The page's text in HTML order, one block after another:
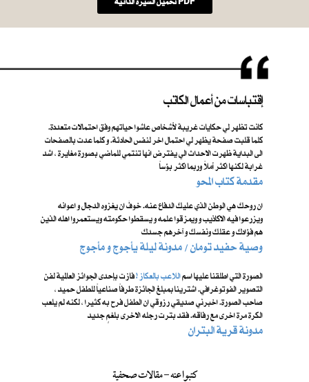
إقتباسات من أعمال الكاتب
كانت تظهر لي حكايات غريبة لأشخاص عاشوا حياتهم وفق احتمالات متعددة.
كلما قلبت صفحة يظهر لي احتمال اخر لنفس الحادثة. و كلما عدت بالصفحات
الى البداية ظهرت الاحداث الي يفترض انها تنتمي للماضي بصورة مغايرة ، اشد
غرابة لكنها اكثر أملاً وربما اكثر بؤساً
مقدمة كتاب المحو
ان روحك هي الوطن الذي عليك الدفاع عنه. خوفَ ان يغزوه الدجال و اعوانه
ويزرعوا فيه الاكاذيب و ويمزقوا علمه و يسقطوا حكومته ويستعمروا اهله الذين
هم فؤادك و عقلك ونفسك و آخرهم جسدك
​ وصية حفيد تومان / مدونة ليلة يأجوج و مأجوج
الصورة التي اطلقنا عليها اسم ​اللاعب بالعكاز !فازت بإحدى الجوائز العالمية لفن
التصوير الفوتوغرافي. اشترينا بمبلغ الجائزة طرفاً صناعياً للطفل حميد ،
صاحب الصورة. اخبرني صديقي رزوقي ان الطفل فرح به كثيرا ، لكنه لم يلعب
الكرة مرة اخرى مع رفاقه. فقد بترت رجله الاخرى بلغمٍ جديد
مدونة قرية البتران
كتبوا عنه - مقالات صحفية